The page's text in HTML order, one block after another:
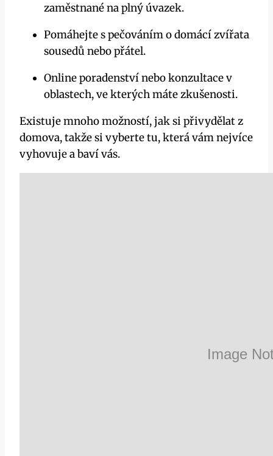
zaměstnané na plný úvazek.
Pomáhejte s pečováním o domácí zvířata
sousedů nebo přátel.
Online poradenství nebo konzultace v
oblastech, ve kterých máte zkušenosti.
Existuje mnoho možností, jak si přivydělat z
domova, takže si vyberte tu, která vám nejvíce
vyhovuje a baví vás.